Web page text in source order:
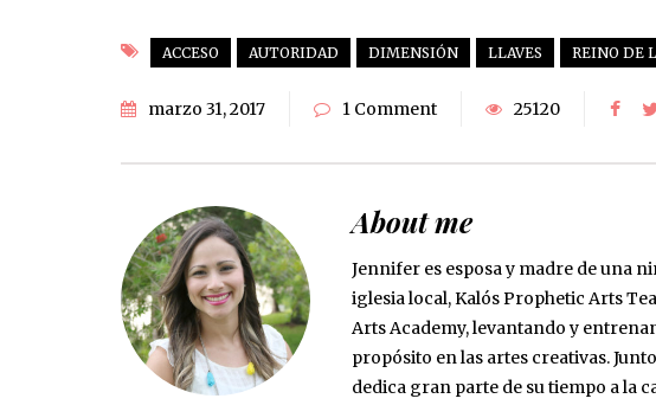
ACCESO AUTORIDAD DIMENSIÓN LLAVES REINO DE
marzo 31, 2017 1 Comment 25120
About me
Jennifer es esposa y madre de una
iglesia local, Kalós Prophetic Arts
Arts Academy, levantando y
propósito en las artes creativas.
dedica gran parte de su tiempo a la